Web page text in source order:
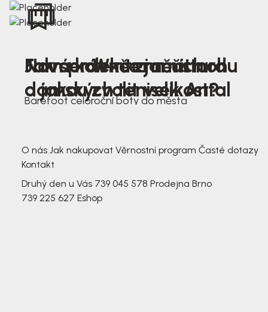
Nová kolekce jarních
dámských tenisek Antal
Jak správně změřit nohu
a jakou zvolit velikost?
Farmer Winter mustard
Barefoot celoroční boty do města
O nás Jak nakupovat Věrnostní program Časté dotazy
Kontakt
Druhý den u Vás 739 045 578 Prodejna Brno
739 225 627 Eshop